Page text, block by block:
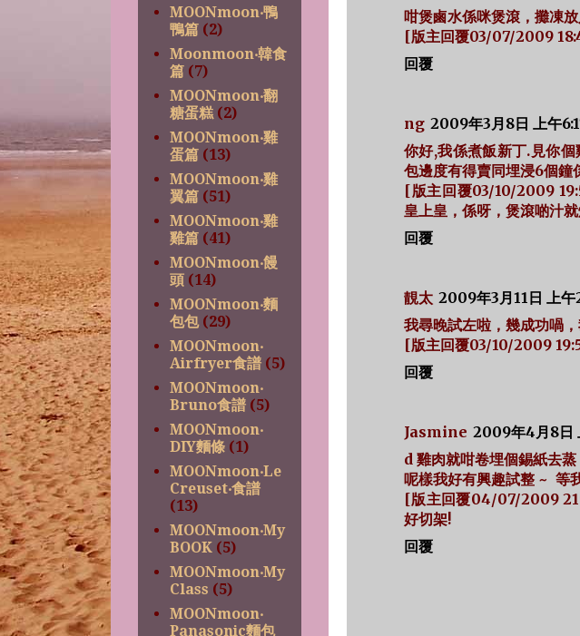
咁煲鹵水係咪煲滾，攤凍
[版主回覆03/07/2009
回覆
ng 2009年3月8日 上午
你好,我係煮飯新丁.見你
包邊度有得賣同埋浸6個鐘
[版主回覆03/10/2009
皇上皇，係呀，煲滾啲汁
回覆
靚太 2009年3月11日 上
我尋晚試左啦，幾成功喎
[版主回覆03/10/2009
回覆
Jasmine 2009年4月8日
d 雞肉就咁卷埋個錫紙去
呢樣我好有興趣試整 ~ 等
[版主回覆04/07/2009
好切架!
回覆
MOONmoon‧鴨
鴨篇 (2)
Moonmoon‧韓食
篇 (7)
MOONmoon‧翻
糖蛋糕 (2)
MOONmoon‧雞
蛋篇 (13)
MOONmoon‧雞
翼篇 (51)
MOONmoon‧雞
雞篇 (41)
MOONmoon‧饅
頭 (14)
MOONmoon‧麵
包包 (29)
MOONmoon‧
Airfryer食譜 (5)
MOONmoon‧
Bruno食譜 (5)
MOONmoon‧
DIY麵條 (1)
MOONmoon‧Le
Creuset‧食譜
(13)
MOONmoon‧My
BOOK (5)
MOONmoon‧My
Class (5)
MOONmoon‧
Panasonic麵包